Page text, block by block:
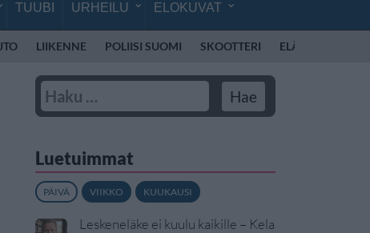
TUUBI URHEILU ELOKUVAT
LIIKENNE POLIISI SUOMI SKOOTTERI ELÄINLÄÄKÄRI
Luetuimmat
PÄIVÄ VIIKKO KUUKAUSI
Leskeneläke ei kuulu kaikille – Kela